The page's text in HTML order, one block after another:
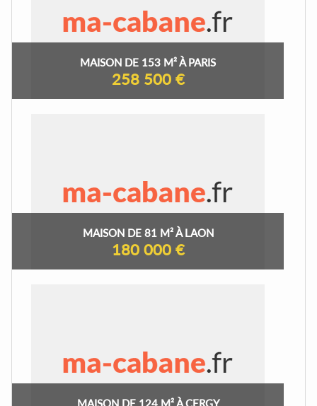
MAISON DE 153 M² À PARIS
258 500 €
MAISON DE 81 M² À LAON
180 000 €
MAISON DE 124 M² À CERGY